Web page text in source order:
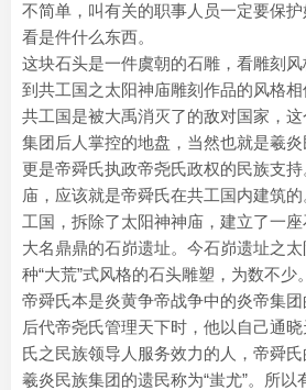
不简单，叫有关的职事人员一定要保
看是件什么东西。
这块石头是一件虞朝的石雕，看雕刻
到共工国之太阳神庙雕刻作品的风格相
共工国是被大禹消灭了的敌对国家，
集团后人掌控的地盘，当然也就是羲炎
更是帝舜氏执政帝尧氏政权的民族支
庙，应该就是帝舜氏在共工国内建筑
工国，拆除了太阳神神庙，建立了一
大名鼎鼎的石峁遗址。今石峁遗址之
种“大荒”式风格的石头雕塑，为数不少。
帝舜氏本是炎黄争帝战争中的炎帝集
后代帝尧氏管理天下时，他以自己通
氏之民族领导人服务效力的人，帝舜氏
羲炎民族集团的遗民称为“蚩尤”。所以